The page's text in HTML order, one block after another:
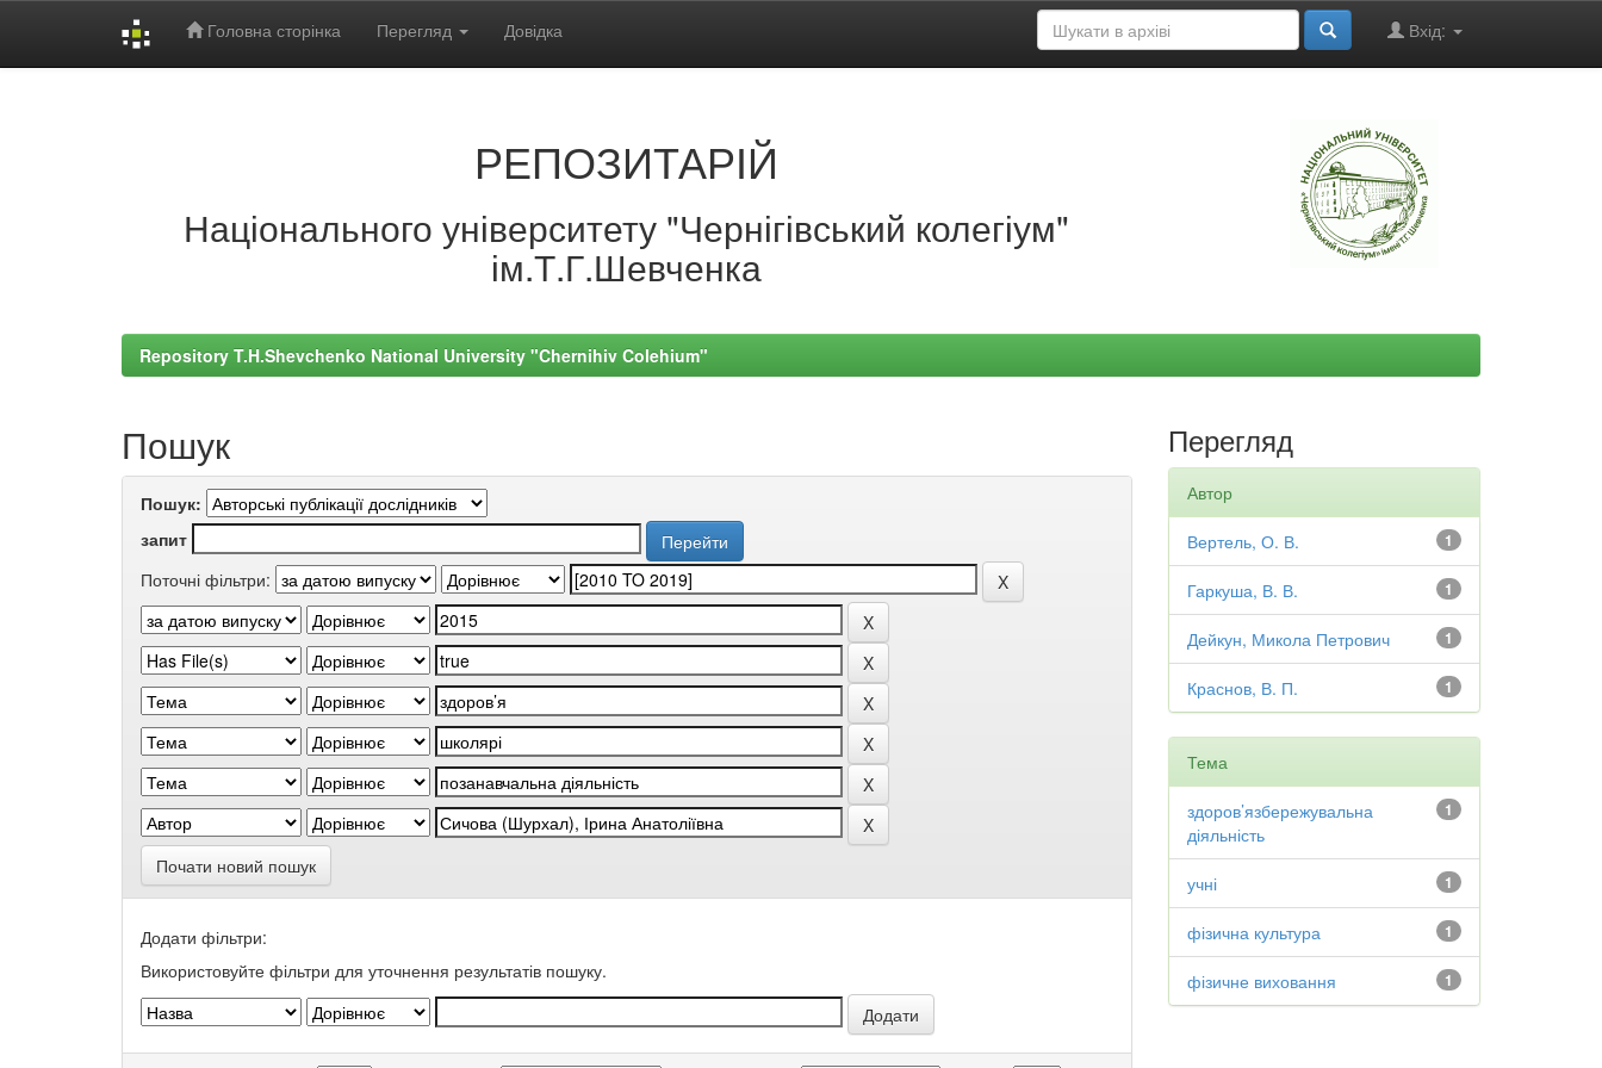
Головна сторінка Перегляд Довідка Вхід:
РЕПОЗИТАРІЙ
Національного університету "Чернігівський колегіум"
ім.Т.Г.Шевченка
Repository T.H.Shevchenko National University "Chernihiv Colehium"
Пошук
Пошук:
запит
Поточні фільтри:
Почати новий пошук
Додати фільтри:
Використовуйте фільтри для уточнення результатів пошуку.
Перегляд
Автор
1
Вертель, О. В.
1
Гаркуша, В. В.
1
Дейкун, Микола Петрович
1
Краснов, В. П.
Тема
1
здоров’язбережувальна
діяльність
1
учні
1
фізична культура
1
фізичне виховання